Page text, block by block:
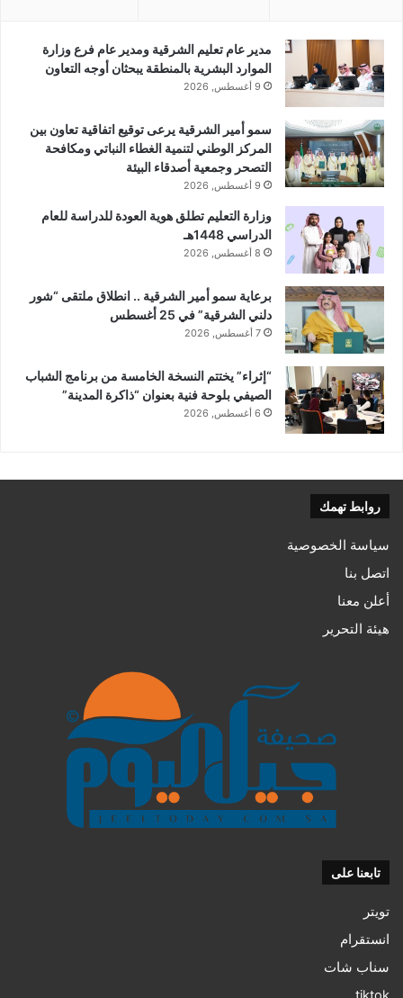
مدير عام تعليم الشرقية ومدير عام فرع وزارة
الموارد البشرية بالمنطقة يبحثان أوجه التعاون
9 أغسطس, 2026
سمو أمير الشرقية يرعى توقيع اتفاقية تعاون بين
المركز الوطني لتنمية الغطاء النباتي ومكافحة
التصحر وجمعية أصدقاء البيئة
9 أغسطس, 2026
وزارة التعليم تطلق هوية العودة للدراسة للعام
الدراسي 1448هـ
8 أغسطس, 2026
برعاية سمو أمير الشرقية .. انطلاق ملتقى “شور
دلني الشرقية” في 25 أغسطس
7 أغسطس, 2026
“إثراء” يختتم النسخة الخامسة من برنامج الشباب
الصيفي بلوحة فنية بعنوان “ذاكرة المدينة”
6 أغسطس, 2026
روابط تهمك
سياسة الخصوصية
اتصل بنا
أعلن معنا
هيئة التحرير
تابعنا على
تويتر
انستقرام
سناب شات